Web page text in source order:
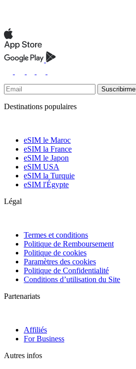
Suscribirme
Destinations populaires
eSIM le Maroc
eSIM la France
eSIM le Japon
eSIM USA
eSIM la Turquie
eSIM l'Égypte
Légal
Termes et conditions
Politique de Remboursement
Politique de cookies
Paramètres des cookies
Politique de Confidentialité
Conditions d’utilisation du Site
Partenariats
Affiliés
For Business
Autres infos